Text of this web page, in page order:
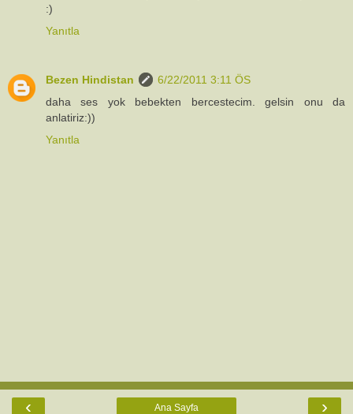
:)
Yanıtla
Bezen Hindistan
6/22/2011 3:11 ÖS
daha ses yok bebekten bercestecim. gelsin onu da
anlatiriz:))
Yanıtla
‹ ›
Ana Sayfa